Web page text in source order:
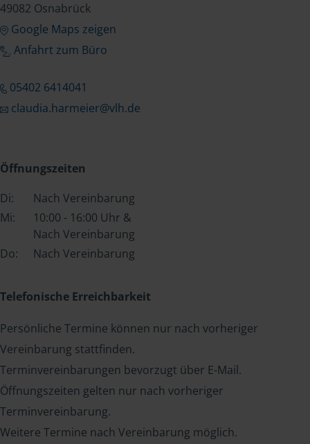
49082 Osnabrück
Google Maps zeigen
Anfahrt zum Büro
05402 6414041
claudia.harmeier@vlh.de
Öffnungszeiten
Di:
Nach Vereinbarung
Mi:
10:00 - 16:00 Uhr &
Nach Vereinbarung
Do:
Nach Vereinbarung
Telefonische Erreichbarkeit
Persönliche Termine können nur nach vorheriger
Vereinbarung stattfinden.
Terminvereinbarungen bevorzugt über E-Mail.
Öffnungszeiten gelten nur nach vorheriger
Terminvereinbarung.
Weitere Termine nach Vereinbarung möglich.